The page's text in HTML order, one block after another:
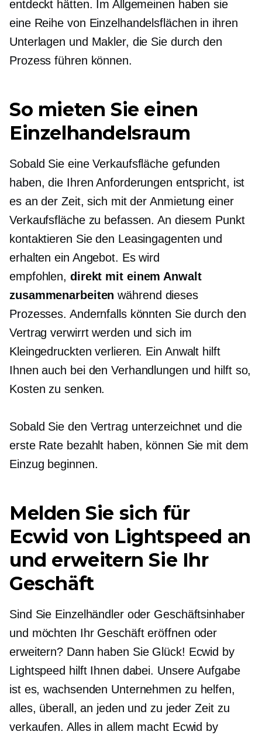
entdeckt hätten. Im Allgemeinen haben sie
eine Reihe von Einzelhandelsflächen in ihren
Unterlagen und Makler, die Sie durch den
Prozess führen können.
So mieten Sie einen
Einzelhandelsraum
Sobald Sie eine Verkaufsfläche gefunden
haben, die Ihren Anforderungen entspricht, ist
es an der Zeit, sich mit der Anmietung einer
Verkaufsfläche zu befassen. An diesem Punkt
kontaktieren Sie den Leasingagenten und
erhalten ein Angebot. Es wird
empfohlen, direkt mit einem Anwalt
zusammenarbeiten während dieses
Prozesses. Andernfalls könnten Sie durch den
Vertrag verwirrt werden und sich im
Kleingedruckten verlieren. Ein Anwalt hilft
Ihnen auch bei den Verhandlungen und hilft so,
Kosten zu senken.
Sobald Sie den Vertrag unterzeichnet und die
erste Rate bezahlt haben, können Sie mit dem
Einzug beginnen.
Melden Sie sich für
Ecwid von Lightspeed an
und erweitern Sie Ihr
Geschäft
Sind Sie Einzelhändler oder Geschäftsinhaber
und möchten Ihr Geschäft eröffnen oder
erweitern? Dann haben Sie Glück! Ecwid by
Lightspeed hilft Ihnen dabei. Unsere Aufgabe
ist es, wachsenden Unternehmen zu helfen,
alles, überall, an jeden und zu jeder Zeit zu
verkaufen. Alles in allem macht Ecwid by